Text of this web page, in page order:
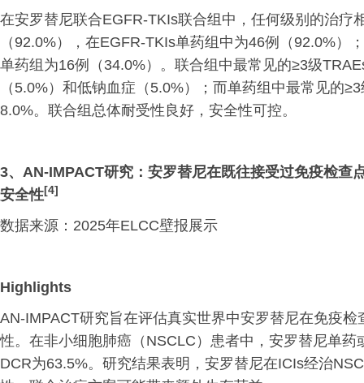
在安罗替尼联合EGFR-TKIs联合组中，任何级别的治疗
（92.0%），在EGFR-TKIs单药组中为46例（92.0%
单药组为16例（34.0%）。联合组中最常见的≥3级
（5.0%）和低钠血症（5.0%）；而单药组中最常见的
8.0%。联合组总体耐受性良好，安全性可控。
3、AN-IMPACT研究：安罗替尼在既往接受过免疫检查
安全性[4]
数据来源：2025年ELCC壁报展示
Highlights
AN-IMPACT研究旨在评估真实世界中安罗替尼在免疫
性。在非小细胞肺癌（NSCLC）患者中，安罗替尼单
DCR为63.5%。研究结果表明，安罗替尼在ICIs经治